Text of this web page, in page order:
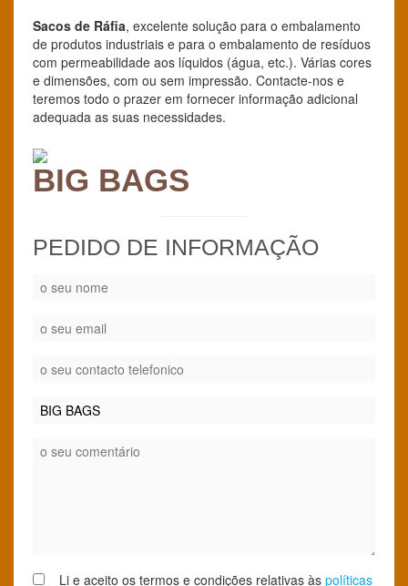
Sacos de Ráfia, excelente solução para o embalamento
de produtos industriais e para o embalamento de resíduos
com permeabilidade aos líquidos (água, etc.). Várias cores
e dimensões, com ou sem impressão. Contacte-nos e
teremos todo o prazer em fornecer informação adicional
adequada as suas necessidades.
BIG BAGS
PEDIDO DE INFORMAÇÃO
Li e aceito os termos e condições relativas às políticas